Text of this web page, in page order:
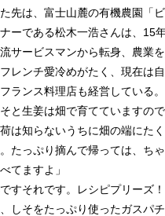
先は、富士山麓の有機農園「
ーである松木一浩さんは、15
サービスマンから転身、農業
レンチ愛冷めがたく、現在は
ランス料理店も経営している。
そと生姜は畑で育てていますの
は知らないうちに畑の端にた
たっぷり摘んで帰っては、ち
てますよ」
すそれです。レシピプリーズ！
、しそをたっぷり使ったガスパ